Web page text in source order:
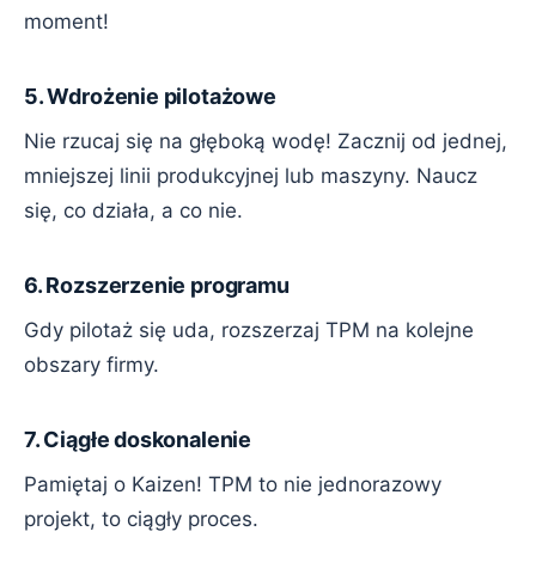
moment!
5. Wdrożenie pilotażowe
Nie rzucaj się na głęboką wodę! Zacznij od jednej,
mniejszej linii produkcyjnej lub maszyny. Naucz
się, co działa, a co nie.
6. Rozszerzenie programu
Gdy pilotaż się uda, rozszerzaj TPM na kolejne
obszary firmy.
7. Ciągłe doskonalenie
Pamiętaj o Kaizen! TPM to nie jednorazowy
projekt, to ciągły proces.